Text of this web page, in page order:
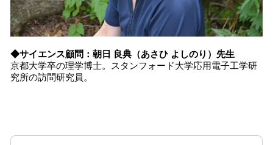
◆サイエンス顧問：朝日 良典（あさひ よしのり）先生
京都大学卒の理学博士。スタンフォード大学応用電子工学研
究所の訪問研究員。